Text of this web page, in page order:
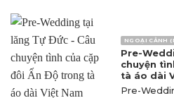
NGOẠI CẢNH
Pre-
chuyện
tà áo dài
Pre-